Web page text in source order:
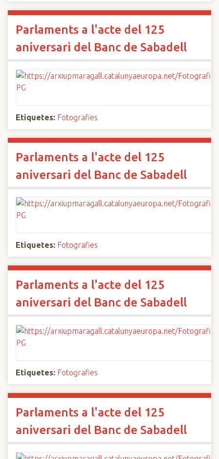
Parlaments a l'acte del 125
aniversari del Banc de Sabadell
Etiquetes: Fotografies
Parlaments a l'acte del 125
aniversari del Banc de Sabadell
Etiquetes: Fotografies
Parlaments a l'acte del 125
aniversari del Banc de Sabadell
Etiquetes: Fotografies
Parlaments a l'acte del 125
aniversari del Banc de Sabadell